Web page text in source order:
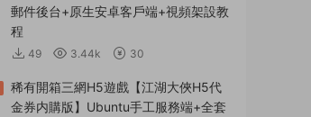
郵件後台+原生安卓客戶端+視頻架設教
程
49 3.44k 30
稀有開箱三網H5遊戲【江湖大俠H5代
金券内購版】Ubuntu手工服務端+全套